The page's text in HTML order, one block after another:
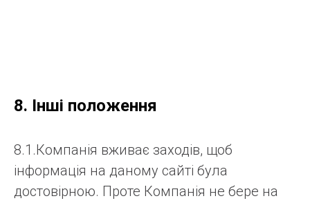
8. Інші положення
8.1.Компанія вживає заходів, щоб
інформація на даному сайті була
достовірною. Проте Компанія не бере на